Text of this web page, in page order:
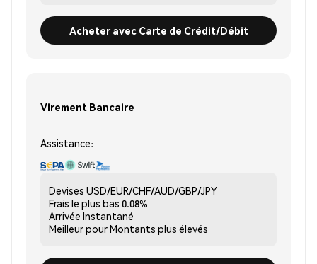
Acheter avec Carte de Crédit/Débit
Virement Bancaire
Assistance:
Devises USD/EUR/CHF/AUD/GBP/JPY
Frais le plus bas 0.08%
Arrivée Instantané
Meilleur pourMontants plus élevés